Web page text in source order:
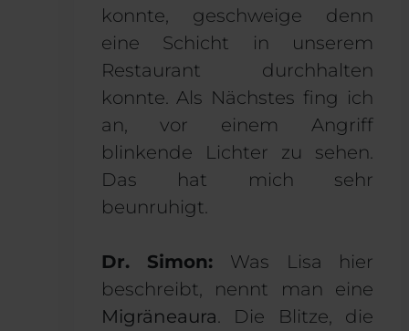
konnte, geschweige denn
eine Schicht in unserem
Restaurant durchhalten
konnte. Als Nächstes fing ich
an, vor einem Angriff
blinkende Lichter zu sehen.
Das hat mich sehr
beunruhigt.
Dr. Simon: Was Lisa hier
beschreibt, nennt man eine
Migräneaura . Die Blitze, die